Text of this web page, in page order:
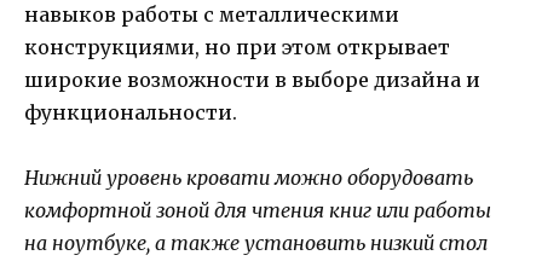
навыков работы с металлическими
конструкциями, но при этом открывает
широкие возможности в выборе дизайна и
функциональности.
Нижний уровень кровати можно оборудовать
комфортной зоной для чтения книг или работы
на ноутбуке, а также установить низкий стол